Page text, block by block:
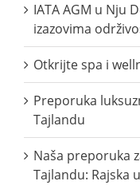
IATA AGM u Nju
izazovima
Otkrijte spa i
Preporuka
Tajlandu
Naša preporuka
Tajlandu: Rajska